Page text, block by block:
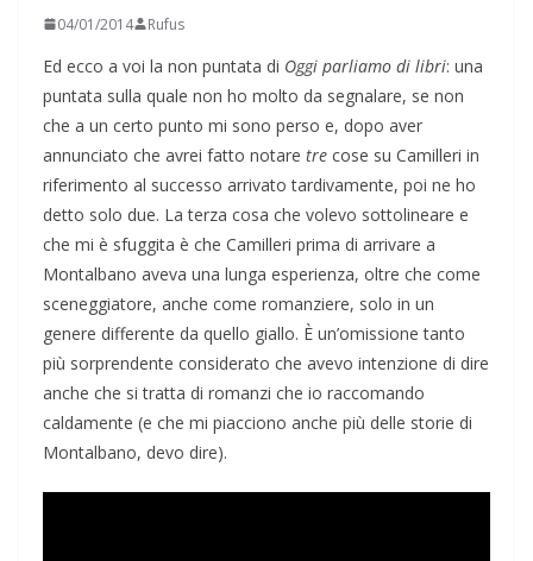
04/01/2014 Rufus
Ed ecco a voi la non puntata di Oggi parliamo di libri: una
puntata sulla quale non ho molto da segnalare, se non
che a un certo punto mi sono perso e, dopo aver
annunciato che avrei fatto notare tre cose su Camilleri in
riferimento al successo arrivato tardivamente, poi ne ho
detto solo due. La terza cosa che volevo sottolineare e
che mi è sfuggita è che Camilleri prima di arrivare a
Montalbano aveva una lunga esperienza, oltre che come
sceneggiatore, anche come romanziere, solo in un
genere differente da quello giallo. È un’omissione tanto
più sorprendente considerato che avevo intenzione di dire
anche che si tratta di romanzi che io raccomando
caldamente (e che mi piacciono anche più delle storie di
Montalbano, devo dire).